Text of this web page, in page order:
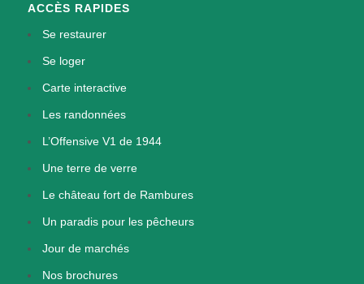
ACCÈS RAPIDES
Se restaurer
Se loger
Carte interactive
Les randonnées
L’Offensive V1 de 1944
Une terre de verre
Le château fort de Rambures
Un paradis pour les pêcheurs
Jour de marchés
Nos brochures